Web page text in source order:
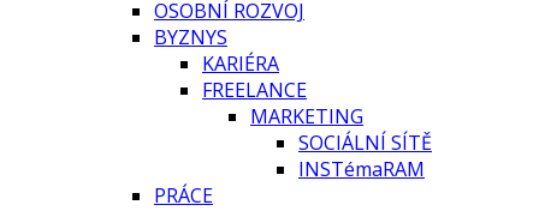
OSOBNÍ ROZVOJ
BYZNYS
KARIÉRA
FREELANCE
MARKETING
SOCIÁLNÍ SÍTĚ
INSTémaRAM
PRÁCE